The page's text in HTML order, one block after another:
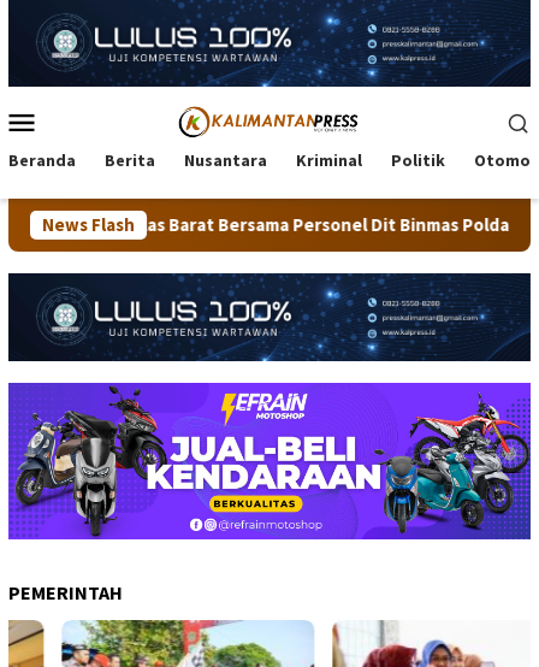
konten
Mobile
Beranda Berita Nusantara Kriminal Politik
News Flash
Bersama Personel Dit Binmas Polda Kaltara Salurkan
PEMERINTAH